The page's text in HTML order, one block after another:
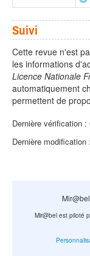
Suivi
Cette revue n'est
les informations
Licence Nationale
automatiquement
permettent de
Dernière vérification
Dernière
Mir@bel est piloté